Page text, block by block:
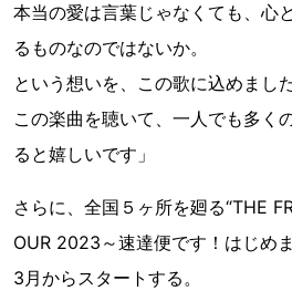
本当の愛は言葉じゃなくても、心
るものなのではないか。
という想いを、この歌に込めました
この楽曲を聴いて、一人でも多く
ると嬉しいです」
さらに、全国５ヶ所を廻る“THE
OUR 2023～速達便です！はじめ
3月からスタートする。